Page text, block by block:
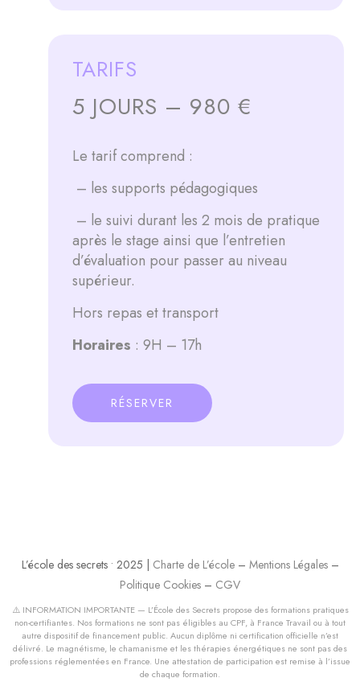
TARIFS
5 JOURS – 980 €
Le tarifcomprend :
– les supports pédagogiques
– le suivi durant les 2 mois de pratique
après le stage ainsi que l’entretien
d’évaluation pour passer au niveau
supérieur.
Hors repas et transport
Horaires : 9H – 17h
RÉSERVER
L’école des secrets • 2025 | Charte de L’école– Mentions Légales–
Politique Cookies – CGV
⚠️ INFORMATION IMPORTANTE — L’École des Secrets propose des formations pratiques
non-certifiantes. Nos formations ne sont pas éligibles au CPF, à France Travail ou à tout
autre dispositif de financement public. Aucun diplôme ni certification officielle n’est
délivré. Le magnétisme, le chamanisme et les thérapies énergétiques ne sont pas des
professions réglementées en France. Une attestation de participation est remise à l’issue
de chaque formation.